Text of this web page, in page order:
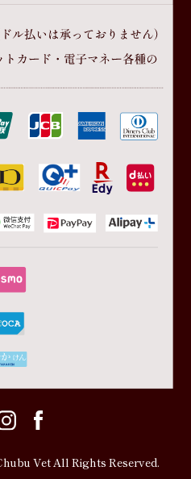
Vet All Rights Reserved.